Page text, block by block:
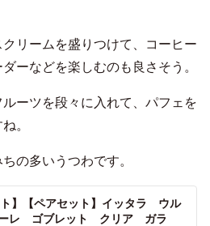
リームを盛りつけて、コーヒー
ーなどを楽しむのも良さそう。
ーツを段々に入れて、パフェを
。
の多いうつわです。
ト】【ペアセット】イッタラ ウル
ーレ ゴブレット クリア ガラ